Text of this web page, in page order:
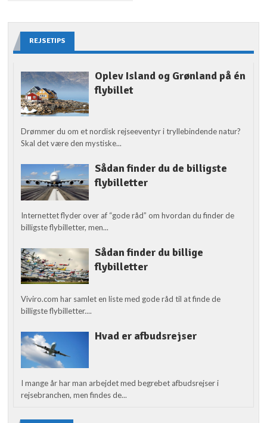
REJSETIPS
Oplev Island og Grønland på én
flybillet
Drømmer du om et nordisk rejseeventyr i tryllebindende natur?
Skal det være den mystiske...
Sådan finder du de billigste
flybilletter
Internettet flyder over af “gode råd” om hvordan du finder de
billigste flybilletter, men...
Sådan finder du billige
flybilletter
Viviro.com har samlet en liste med gode råd til at finde de
billigste flybilletter....
Hvad er afbudsrejser
I mange år har man arbejdet med begrebet afbudsrejser i
rejsebranchen, men findes de...